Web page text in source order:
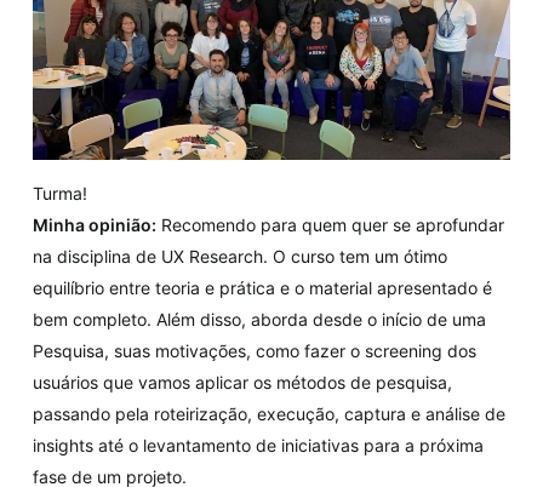
Turma!
Minha opinião: Recomendo para quem quer se aprofundar
na disciplina de UX Research. O curso tem um ótimo
equilíbrio entre teoria e prática e o material apresentado é
bem completo. Além disso, aborda desde o início de uma
Pesquisa, suas motivações, como fazer o screening dos
usuários que vamos aplicar os métodos de pesquisa,
passando pela roteirização, execução, captura e análise de
insights até o levantamento de iniciativas para a próxima
fase de um projeto.